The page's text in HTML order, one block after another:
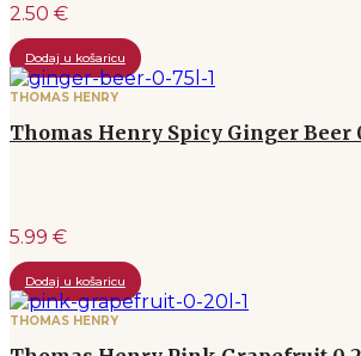
2.50 €
Dodaj u košaricu
THOMAS HENRY
Thomas Henry Spicy Ginger Beer
5.99 €
Dodaj u košaricu
THOMAS HENRY